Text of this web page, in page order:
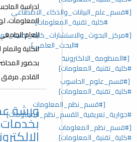
[#قسم_علم_البيانات_والذكاء_الاصطناعي
#كلية_تقنية_المعلومات]
#البحث_العلمي]
[#المنظومة_الالكترونية
#كلية_تقنية_المعلومات]
[#قسم_علوم_الحاسوب
#كلية_تقنية_المعلومات]
[#قسم_نظم_المعلومات
#حوارية_تعريفية_للقسم_نظم_المعلومات]
[#قسم_نظم_المعلومات
#كلية_تقنية_المعلومات]
لدراسة
للكلية واتمام
بحضور
القادم.
ورشة
بخدمات